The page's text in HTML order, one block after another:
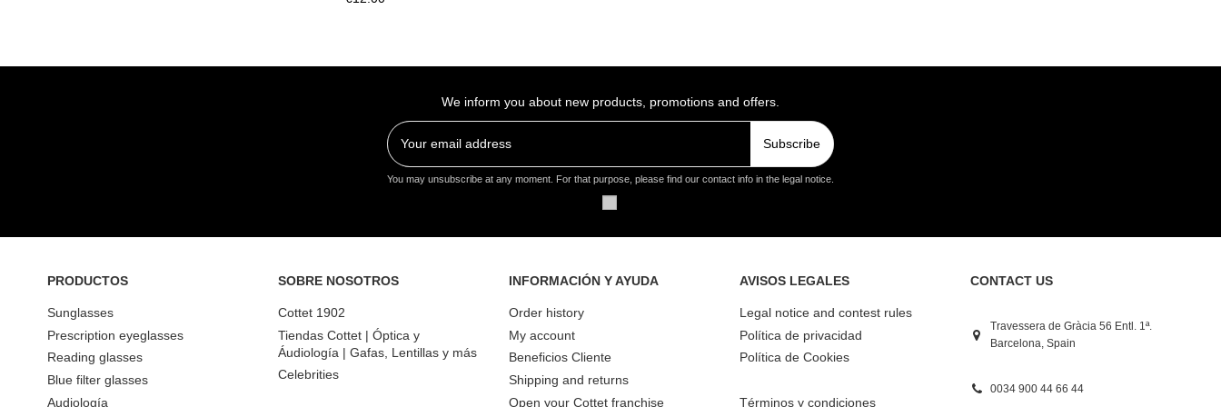
We inform you about new products, promotions and offers.
Subscribe
You may unsubscribe at any moment. For that purpose, please find our contact info in the legal notice.
PRODUCTOS
Sunglasses
Prescription eyeglasses
Reading glasses
Blue filter glasses
Audiología
SOBRE NOSOTROS
Cottet 1902
Tiendas Cottet | Óptica y
Áudiología | Gafas, Lentillas y más
Celebrities
INFORMACIÓN Y AYUDA
Order history
My account
Beneficios Cliente
Shipping and returns
Open your Cottet franchise
AVISOS LEGALES
Legal notice and contest rules
Política de privacidad
Política de Cookies
Términos y condiciones
CONTACT US
Travessera de Gràcia 56 Entl. 1ª.
Barcelona, Spain
0034 900 44 66 44